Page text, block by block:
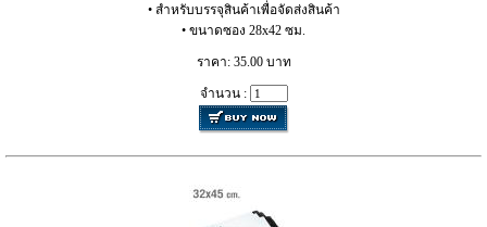
• สำหรับบรรจุสินค้าเพื่อจัดส่งสินค้า
• ขนาดซอง 28x42 ซม.
ราคา: 35.00 บาท
จำนวน :